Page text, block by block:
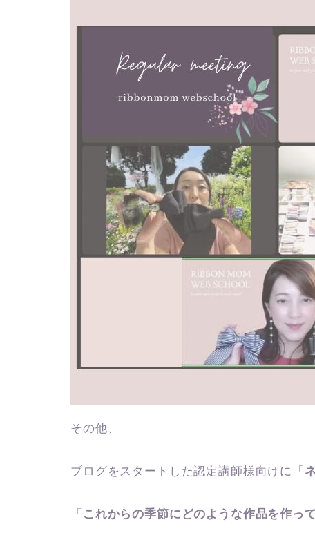
その他、
ブログをスタートした認定講師様向けに「
「 これからの季節にどのような作品を作っ